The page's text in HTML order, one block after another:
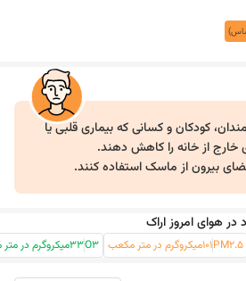
کودکان و کسانی که بیماری قلبی یا
خارج از خانه را کاهش دهند.
بیرون از ماسک استفاده کنند.
هوای امروز اراک
PM2.5
101میکروگرم در متر مکعب O3
33میکروگرم در